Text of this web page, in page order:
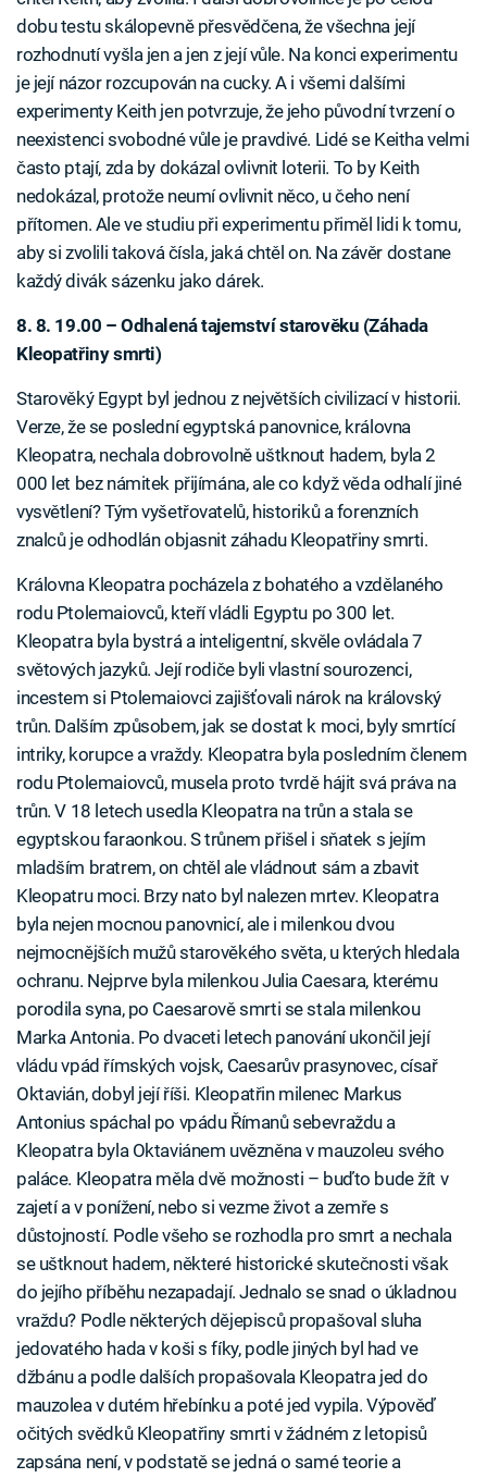
dobu testu skálopevně přesvědčena, že všechna její
rozhodnutí vyšla jen a jen z její vůle. Na konci experimentu
je její názor rozcupován na cucky. A i všemi dalšími
experimenty Keith jen potvrzuje, že jeho původní tvrzení o
neexistenci svobodné vůle je pravdivé. Lidé se Keitha velmi
často ptají, zda by dokázal ovlivnit loterii. To by Keith
nedokázal, protože neumí ovlivnit něco, u čeho není
přítomen. Ale ve studiu při experimentu přiměl lidi k tomu,
aby si zvolili taková čísla, jaká chtěl on. Na závěr dostane
každý divák sázenku jako dárek.
8. 8. 19.00 – Odhalená tajemství starověku (Záhada
Kleopatřiny smrti)
Starověký Egypt byl jednou z největších civilizací v historii.
Verze, že se poslední egyptská panovnice, královna
Kleopatra, nechala dobrovolně uštknout hadem, byla 2
000 let bez námitek přijímána, ale co když věda odhalí jiné
vysvětlení? Tým vyšetřovatelů, historiků a forenzních
znalců je odhodlán objasnit záhadu Kleopatřiny smrti.
Královna Kleopatra pocházela z bohatého a vzdělaného
rodu Ptolemaiovců, kteří vládli Egyptu po 300 let.
Kleopatra byla bystrá a inteligentní, skvěle ovládala 7
světových jazyků. Její rodiče byli vlastní sourozenci,
incestem si Ptolemaiovci zajišťovali nárok na královský
trůn. Dalším způsobem, jak se dostat k moci, byly smrtící
intriky, korupce a vraždy. Kleopatra byla posledním členem
rodu Ptolemaiovců, musela proto tvrdě hájit svá práva na
trůn. V 18 letech usedla Kleopatra na trůn a stala se
egyptskou faraonkou. S trůnem přišel i sňatek s jejím
mladším bratrem, on chtěl ale vládnout sám a zbavit
Kleopatru moci. Brzy nato byl nalezen mrtev. Kleopatra
byla nejen mocnou panovnicí, ale i milenkou dvou
nejmocnějších mužů starověkého světa, u kterých hledala
ochranu. Nejprve byla milenkou Julia Caesara, kterému
porodila syna, po Caesarově smrti se stala milenkou
Marka Antonia. Po dvaceti letech panování ukončil její
vládu vpád římských vojsk, Caesarův prasynovec, císař
Oktavián, dobyl její říši. Kleopatřin milenec Markus
Antonius spáchal po vpádu Římanů sebevraždu a
Kleopatra byla Oktaviánem uvězněna v mauzoleu svého
paláce. Kleopatra měla dvě možnosti – buďto bude žít v
zajetí a v ponížení, nebo si vezme život a zemře s
důstojností. Podle všeho se rozhodla pro smrt a nechala
se uštknout hadem, některé historické skutečnosti však
do jejího příběhu nezapadají. Jednalo se snad o úkladnou
vraždu? Podle některých dějepisců propašoval sluha
jedovatého hada v koši s fíky, podle jiných byl had ve
džbánu a podle dalších propašovala Kleopatra jed do
mauzolea v dutém hřebínku a poté jed vypila. Výpověď
očitých svědků Kleopatřiny smrti v žádném z letopisů
zapsána není, v podstatě se jedná o samé teorie a